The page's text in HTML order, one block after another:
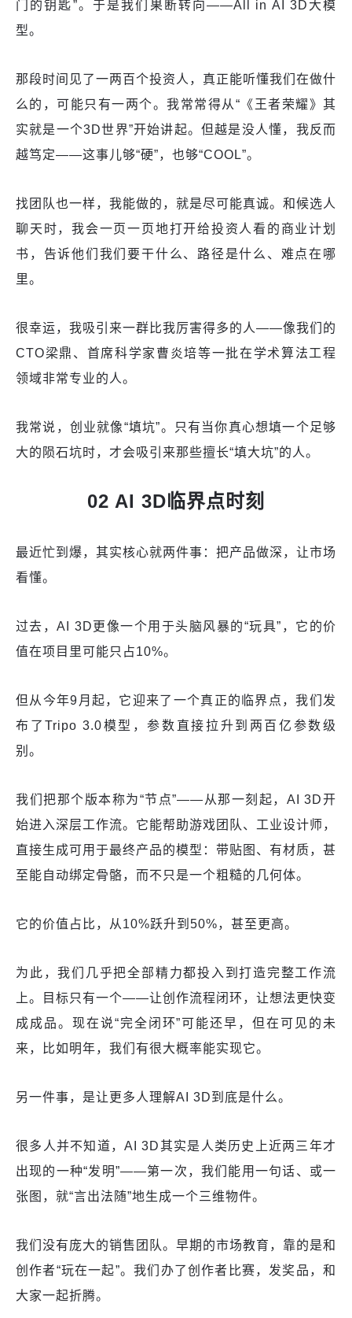
门的钥匙”。于是我们果断转向——All in AI 3D大模
型。
那段时间见了一两百个投资人，真正能听懂我们在做什
么的，可能只有一两个。我常常得从“《王者荣耀》其
实就是一个3D世界”开始讲起。但越是没人懂，我反而
越笃定——这事儿够“硬”，也够“COOL”。
找团队也一样，我能做的，就是尽可能真诚。和候选人
聊天时，我会一页一页地打开给投资人看的商业计划
书，告诉他们我们要干什么、路径是什么、难点在哪
里。
很幸运，我吸引来一群比我厉害得多的人——像我们的
CTO梁鼎、首席科学家曹炎培等一批在学术算法工程
领域非常专业的人。
我常说，创业就像“填坑”。只有当你真心想填一个足够
大的陨石坑时，才会吸引来那些擅长“填大坑”的人。
02 AI 3D临界点时刻
最近忙到爆，其实核心就两件事：把产品做深，让市场
看懂。
过去，AI 3D更像一个用于头脑风暴的“玩具”，它的价
值在项目里可能只占10%。
但从今年9月起，它迎来了一个真正的临界点，我们发
布了Tripo 3.0模型，参数直接拉升到两百亿参数级
别。
我们把那个版本称为“节点”——从那一刻起，AI 3D开
始进入深层工作流。它能帮助游戏团队、工业设计师，
直接生成可用于最终产品的模型：带贴图、有材质，甚
至能自动绑定骨骼，而不只是一个粗糙的几何体。
它的价值占比，从10%跃升到50%，甚至更高。
为此，我们几乎把全部精力都投入到打造完整工作流
上。目标只有一个——让创作流程闭环，让想法更快变
成成品。现在说“完全闭环”可能还早，但在可见的未
来，比如明年，我们有很大概率能实现它。
另一件事，是让更多人理解AI 3D到底是什么。
很多人并不知道，AI 3D其实是人类历史上近两三年才
出现的一种“发明”——第一次，我们能用一句话、或一
张图，就“言出法随”地生成一个三维物件。
我们没有庞大的销售团队。早期的市场教育，靠的是和
创作者“玩在一起”。我们办了创作者比赛，发奖品，和
大家一起折腾。